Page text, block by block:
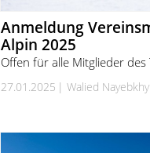
Anmeldung
Alpin 2025
Offen für alle Mitglieder des
27.01.2025 Walied